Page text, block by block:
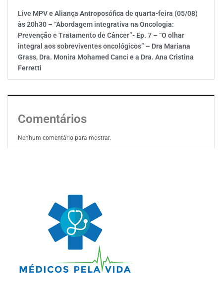
Live MPV e Aliança Antroposófica de quarta-feira (05/08)
às 20h30 – “Abordagem integrativa na Oncologia:
Prevenção e Tratamento de Câncer”- Ep. 7 – “O olhar
integral aos sobreviventes oncológicos” – Dra Mariana
Grass, Dra. Monira Mohamed Canci e a Dra. Ana Cristina
Ferretti
Comentários
Nenhum comentário para mostrar.